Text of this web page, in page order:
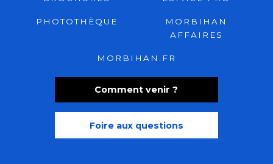
Comment venir ?
Foire aux questions
PHOTOTHÈQUE
MORBIHAN
AFFAIRES
MORBIHAN.FR